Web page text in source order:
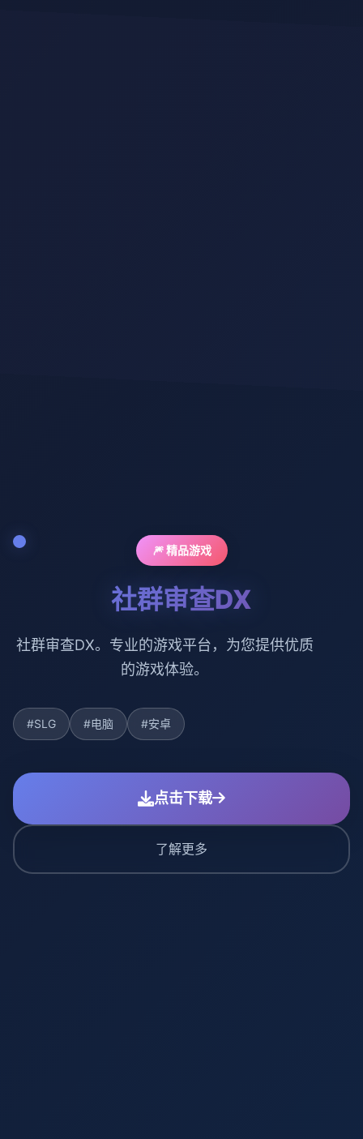
🎆 精品游戏
社群审查DX
社群审查DX。专业的游戏平台，为您提供优质
的游戏体验。
#SLG #电脑 #安卓
点击下载
了解更多